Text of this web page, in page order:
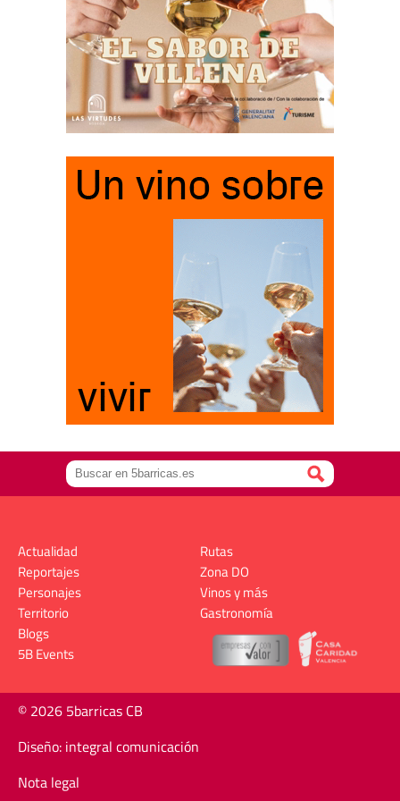
Actualidad
Reportajes
Personajes
Territorio
Rutas
Zona DO
Vinos y más
Gastronomía
Blogs
5B Events
© 2026 5barricas CB
Diseño: integral comunicación
Nota legal